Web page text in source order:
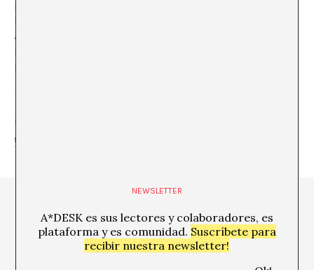
política estadounidense a través de la obra “Do You
Have Time?” de Judi Werthein con Tomás Espina en
Aldrich Contemporary Art Museum de Connecticut y
Marina Vives reflexiona sobre los estados-nación tan
presentes en la Bienal de Venecia.
SHARE
NEWSLETTER
A*DESK es sus lectores y colaboradores, es
plataforma y es comunidad. Suscríbete para
recibir nuestra newsletter!